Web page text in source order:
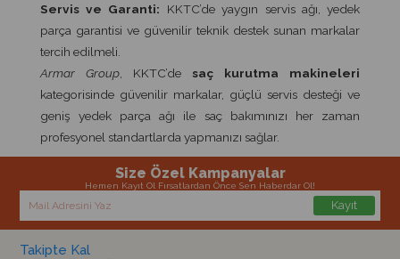
Servis ve Garanti: KKTC’de yaygın servis ağı, yedek
parça garantisi ve güvenilir teknik destek sunan markalar
tercih edilmeli.
Armar Group, KKTC’desaç kurutma makineleri
kategorisinde güvenilir markalar, güçlü servis desteği ve
geniş yedek parça ağı ile saç bakımınızı her zaman
profesyonel standartlarda yapmanızı sağlar.
Size Özel Kampanyalar
Hemen Kayıt Ol Fırsatlardan Önce Sen Haberdar Ol!
Kayıt
Takipte Kal